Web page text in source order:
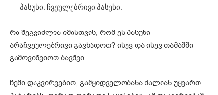
პასუხი. ჩვეულებრივი პასუხი.
რა შეგვიძლია იმისთვის, რომ ეს პასუხი
არაჩვეულებრივი გავხადოთ? ისევ და ისევ თამაშში
გამოვიწვიოთ ბავშვი.
ჩემი დაკვირვებით, გამყიდველობანა ძალიან უყვართ